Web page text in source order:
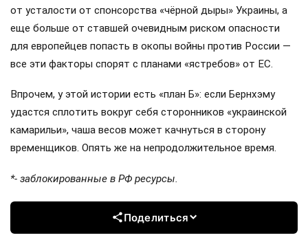
от усталости от спонсорства «чёрной дыры» Украины, а
еще больше от ставшей очевидным риском опасности
для европейцев попасть в окопы войны против России —
все эти факторы спорят с планами «ястребов» от ЕС.
Впрочем, у этой истории есть «план Б»: если Бернхэму
удастся сплотить вокруг себя сторонников «украинской
камарильи», чаша весов может качнуться в сторону
временщиков. Опять же на непродолжительное время.
*- заблокированные в РФ ресурсы.
Поделиться